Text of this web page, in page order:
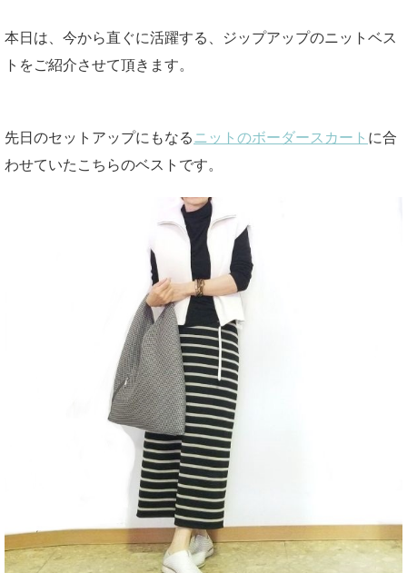
本日は、今から直ぐに活躍する、ジップアップのニットベス
トをご紹介させて頂きます。
先日のセットアップにもなる ニットのボーダースカート に合
わせていたこちらのベストです。